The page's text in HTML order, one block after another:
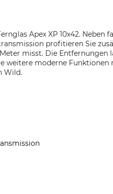
Apex XP 10x42. Neben
profitieren Sie
misst. Die Entfernungen
weitere moderne Funktionen
Wild.